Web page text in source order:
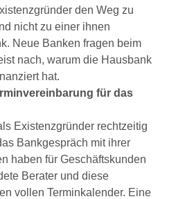
den Weg zu
nicht zu einer ihnen
Neue Banken fragen beim
nach, warum die Hausbank
hat.
für das
Existenzgründer rechtzeitig
Bankgespräch mit ihrer
haben für Geschäftskunden
Berater und diese
vollen Terminkalender. Eine